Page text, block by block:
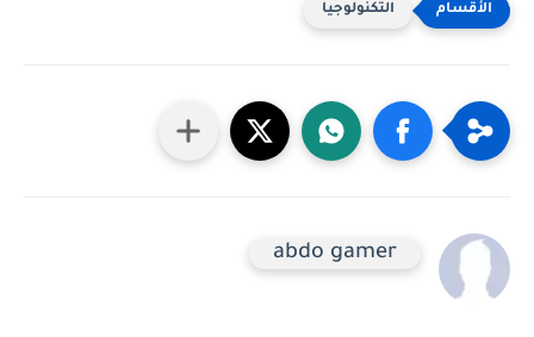
التكنولوجيا
abdo gamer